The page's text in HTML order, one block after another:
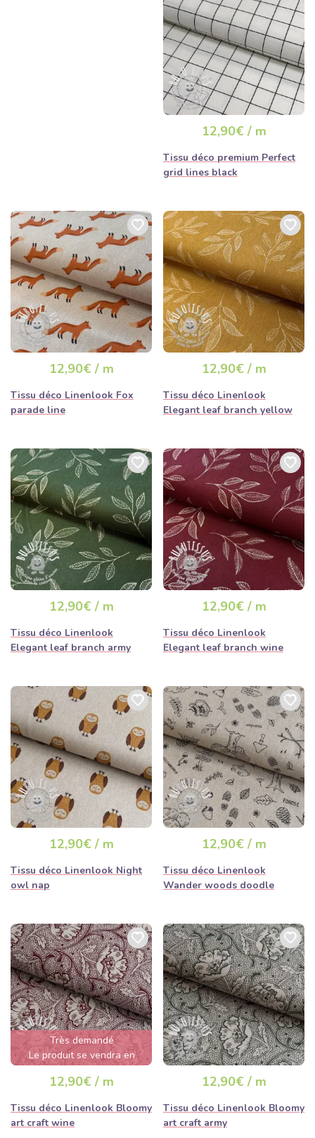
12,90€ / m
Tissu déco premium Perfect
grid lines black
12,90€ / m
Tissu déco Linenlook Fox
parade line
12,90€ / m
Tissu déco Linenlook
Elegant leaf branch yellow
12,90€ / m
Tissu déco Linenlook
Elegant leaf branch army
12,90€ / m
Tissu déco Linenlook
Elegant leaf branch wine
12,90€ / m
Tissu déco Linenlook Night
owl nap
12,90€ / m
Tissu déco Linenlook
Wander woods doodle
Très demandé
Le produit se vendra en
quelques heures
12,90€ / m
Tissu déco Linenlook Bloomy
art craft wine
12,90€ / m
Tissu déco Linenlook Bloomy
art craft army